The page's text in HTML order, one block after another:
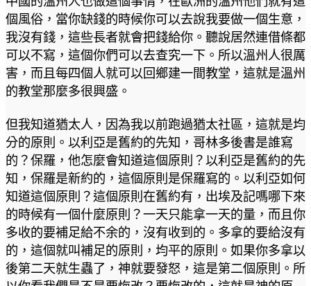
個風俗，當你缺錢的時候你可以去說我要做一個生意，
我沒有錢，這些長者就會把錢給你。聽說居然連借條都
可以不寫，這個你們可以去查究一下。所以溫州人很厲
害，而且每四個人就可以回鄉建一間教堂，這就是溫州
的教堂那麼多很興盛。
但我知道猶太人，因為我以前跑過猶太社區，這就是均
分的原則。以利亞是舊約的先知，哥林多後書是誰寫
的？保羅，他怎麼會知道這個原則？以利亞是舊約的先
知，保羅是新約的，這個原則是保羅寫的。以利亞如何
知道這個原則？這個原則在舊約有，出埃及記嗎哪下來
的時候有一個什麼原則？一天只能拿一天的量，而且你
多收的要補足給不余的，沒有收到的。多拿的要給沒有
的，這個就叫補足的原則，均平的原則。如果你多拿以
後第二天就生蟲了，神就要發怒，這是第二個原則。所